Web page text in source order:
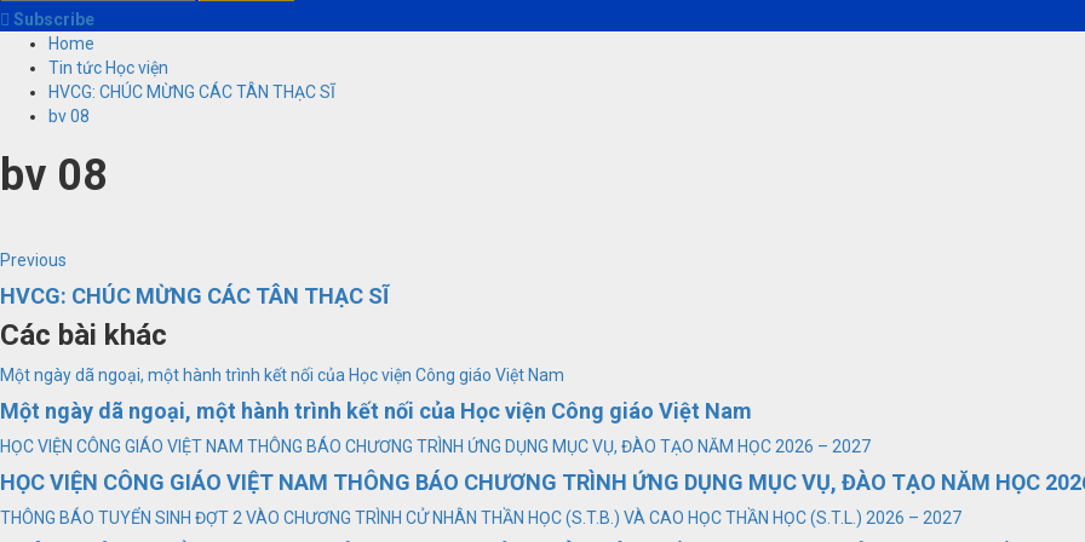
kiếm
cho:Subscribe
Home
Tin tức Học viện
HVCG: CHÚC MỪNG CÁC TÂN THẠC SĨ
bv 08
bv 08
Continue
Reading
Previous
post:
HVCG: CHÚC MỪNG CÁC TÂN THẠC SĨ
Các bài khác
Một ngày dã ngoại, một hành trình kết nối của Học viện Công giáo Việt Nam
Một ngày dã ngoại, một hành trình kết nối của Học viện Công giáo Việt Nam
HỌC VIỆN CÔNG GIÁO VIỆT NAM THÔNG BÁO CHƯƠNG TRÌNH ỨNG DỤNG MỤC VỤ, ĐÀO TẠO NĂM HỌC 2026 – 2027
HỌC VIỆN CÔNG GIÁO VIỆT NAM THÔNG BÁO CHƯƠNG TRÌNH ỨNG DỤNG MỤC VỤ, ĐÀO TẠO NĂM HỌC
THÔNG BÁO TUYỂN SINH ĐỢT 2 VÀO CHƯƠNG TRÌNH CỬ NHÂN THẦN HỌC (S.T.B.) VÀ CAO HỌC THẦN HỌC (S.T.L.) 2026 – 2027